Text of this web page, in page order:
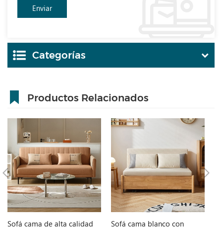
Categorías
Productos Relacionados
Sofá cama de alta calidad
Sofá cama blanco con